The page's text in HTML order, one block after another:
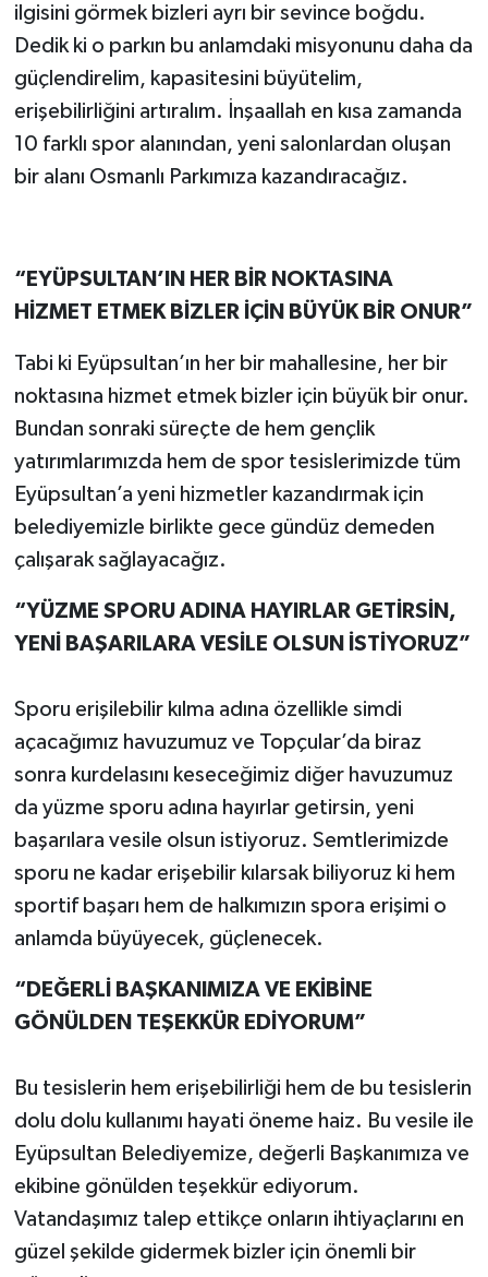
ilgisini görmek bizleri ayrı bir sevince boğdu.
Dedik ki o parkın bu anlamdaki misyonunu daha da
güçlendirelim, kapasitesini büyütelim,
erişebilirliğini artıralım. İnşaallah en kısa zamanda
10 farklı spor alanından, yeni salonlardan oluşan
bir alanı Osmanlı Parkımıza kazandıracağız.
“EYÜPSULTAN’IN HER BİR NOKTASINA
HİZMET ETMEK BİZLER İÇİN BÜYÜK BİR ONUR”
Tabi ki Eyüpsultan’ın her bir mahallesine, her bir
noktasına hizmet etmek bizler için büyük bir onur.
Bundan sonraki süreçte de hem gençlik
yatırımlarımızda hem de spor tesislerimizde tüm
Eyüpsultan’a yeni hizmetler kazandırmak için
belediyemizle birlikte gece gündüz demeden
çalışarak sağlayacağız.
“YÜZME SPORU ADINA HAYIRLAR GETİRSİN,
YENİ BAŞARILARA VESİLE OLSUN İSTİYORUZ”
Sporu erişilebilir kılma adına özellikle simdi
açacağımız havuzumuz ve Topçular’da biraz
sonra kurdelasını keseceğimiz diğer havuzumuz
da yüzme sporu adına hayırlar getirsin, yeni
başarılara vesile olsun istiyoruz. Semtlerimizde
sporu ne kadar erişebilir kılarsak biliyoruz ki hem
sportif başarı hem de halkımızın spora erişimi o
anlamda büyüyecek, güçlenecek.
“DEĞERLİ BAŞKANIMIZA VE EKİBİNE
GÖNÜLDEN TEŞEKKÜR EDİYORUM”
Bu tesislerin hem erişebilirliği hem de bu tesislerin
dolu dolu kullanımı hayati öneme haiz. Bu vesile ile
Eyüpsultan Belediyemize, değerli Başkanımıza ve
ekibine gönülden teşekkür ediyorum.
Vatandaşımız talep ettikçe onların ihtiyaçlarını en
güzel şekilde gidermek bizler için önemli bir